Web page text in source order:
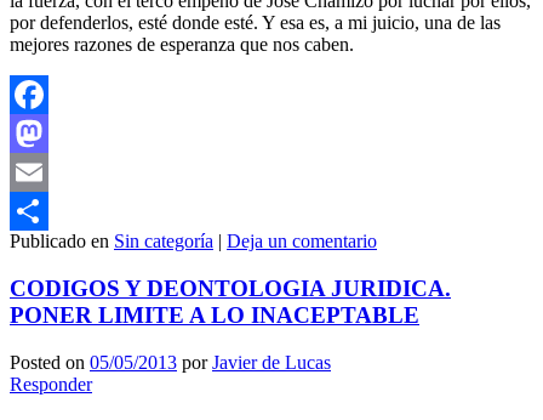
por defenderlos, esté donde esté. Y esa es, a mi juicio, una de las
mejores razones de esperanza que nos caben.
Facebook
Mastodon
Email
Compartir
Publicado en Sin categoría | Deja un comentario
CODIGOS Y DEONTOLOGIA JURIDICA.
PONER LIMITE A LO INACEPTABLE
Posted on 05/05/2013 porJavier de Lucas
Responder